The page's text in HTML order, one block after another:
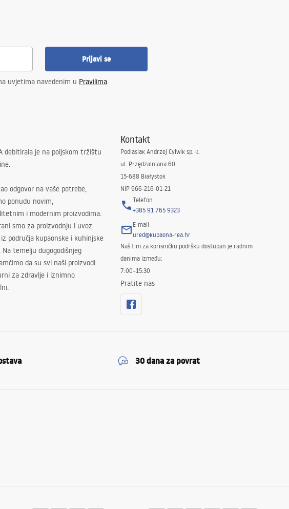
Prijavi se
uvjetima navedenim u Pravilima.
debitirala je na poljskom tržištu
odgovor na vaše potrebe,
ponudu novim,
i modernim proizvodima.
smo za proizvodnju i uvoz
područja kupaonske i kuhinjske
temelju dugogodišnjeg
da su svi naši proizvodi
za zdravlje i iznimno
Kontakt
Podlasiak Andrzej Cylwik sp. k.
ul. Przędzalniana 60
15-688 Białystok
NIP 966-216-01-21
Telefon
+385 91 765 9323
E-mail
ured@kupaona-rea.hr
Naš tim za korisničku podršku dostupan je radnim
danima između:
7:00–15:30
Pratite nas
30 dana za povrat